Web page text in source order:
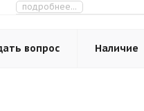
подробнее...
вопрос Наличие